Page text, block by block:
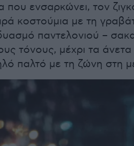
που ενσαρκώνει, τον
κοστούμια με τη
παντελονιού –
τόνους, μέχρι τα
παλτό με τη ζώνη στη